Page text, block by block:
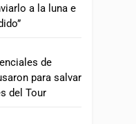
a la luna e
de
para salvar
del Tour